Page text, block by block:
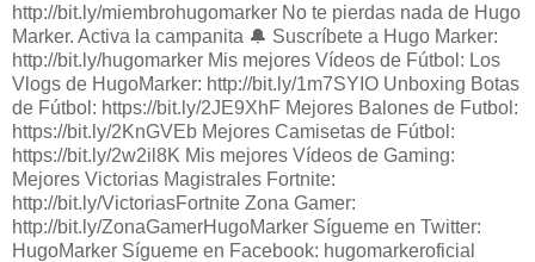
http://bit.ly/miembrohugomarker No te pierdas nada de Hugo
Marker. Activa la campanita 🔔 Suscríbete a Hugo Marker:
http://bit.ly/hugomarker Mis mejores Vídeos de Fútbol: Los
Vlogs de HugoMarker: http://bit.ly/1m7SYIO Unboxing Botas
de Fútbol: https://bit.ly/2JE9XhF Mejores Balones de Futbol:
https://bit.ly/2KnGVEb Mejores Camisetas de Fútbol:
https://bit.ly/2w2il8K Mis mejores Vídeos de Gaming:
Mejores Victorias Magistrales Fortnite:
http://bit.ly/VictoriasFortnite Zona Gamer:
http://bit.ly/ZonaGamerHugoMarker Sígueme en Twitter:
HugoMarker Sígueme en Facebook: hugomarkeroficial